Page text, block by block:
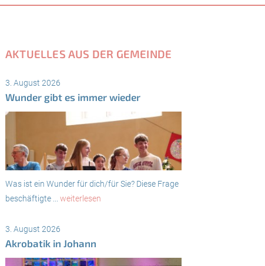
AKTUELLES AUS DER GEMEINDE
3. August 2026
Wunder gibt es immer wieder
Was ist ein Wunder für dich/für Sie? Diese Frage
beschäftigte ... weiterlesen
3. August 2026
Akrobatik in Johann